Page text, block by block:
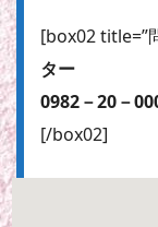
[box02 title=”
ター
0982－20－
[/box02]